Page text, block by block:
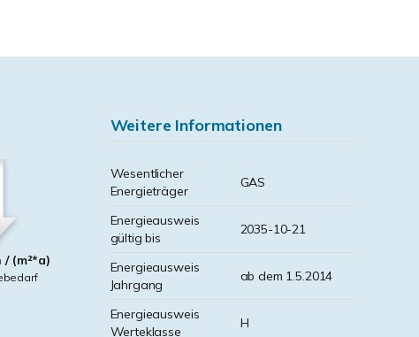
/ (m²*a)
Weitere Informationen
Wesentlicher
Energieträger
GAS
Energieausweis
gültig bis
2035-10-21
Energieausweis
Jahrgang
ab dem 1.5.2014
Energieausweis
Werteklasse
H